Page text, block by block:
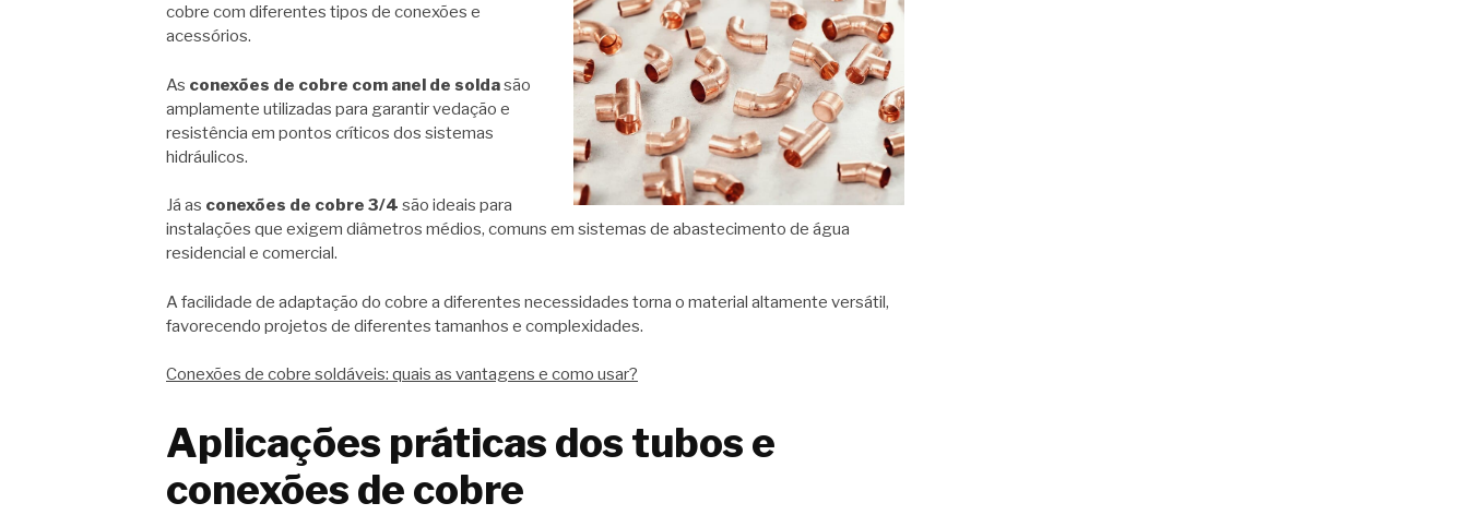
cobre com diferentes tipos de conexões e
acessórios.
As conexões de cobre com anel de soldasão
amplamente utilizadas para garantir vedação e
resistência em pontos críticos dos sistemas
hidráulicos.
Já as conexões de cobre 3/4 são ideais para
instalações que exigem diâmetros médios, comuns em sistemas de abastecimento de água
residencial e comercial.
A facilidade de adaptação do cobre a diferentes necessidades torna o material altamente versátil,
favorecendo projetos de diferentes tamanhos e complexidades.
Conexões de cobre soldáveis: quais as vantagens e como usar?
Aplicações práticas dos tubos e
conexões de cobre